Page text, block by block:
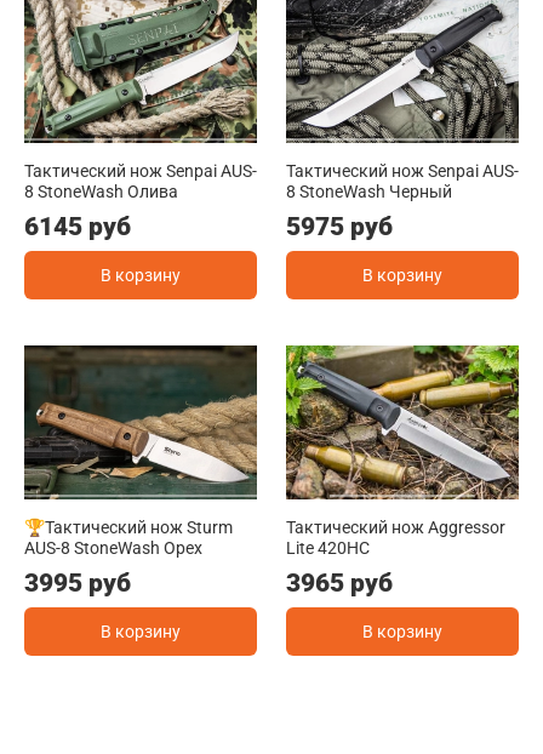
Тактический нож Senpai AUS-
8 StoneWash Олива
6145 руб
В корзину
Тактический нож Senpai AUS-
8 StoneWash Черный
5975 руб
В корзину
🏆Тактический нож Sturm
AUS-8 StoneWash Орех
3995 руб
В корзину
Тактический нож Aggressor
Lite 420HC
3965 руб
В корзину